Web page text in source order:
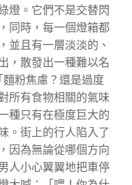
燈。它們不是交替閃
同時，每一個燈箱都
並且有一層淡淡的、
，散發出一種難以名
粉焦慮？還是過度
所有食物相關的氣味
種只有在極度巨大的
。街上的行人陷入了
因為無論從哪個方向
人小心翼翼地把車停